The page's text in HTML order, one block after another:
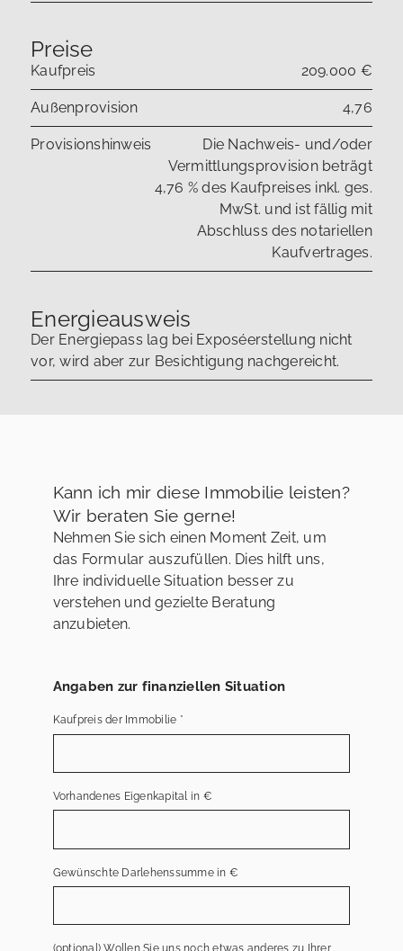
Preise
Kaufpreis 209.000 €
Außenprovision 4,76
Provisionshinweis
Die Nachweis- und/oder
Vermittlungsprovision beträgt
4,76 % des Kaufpreises inkl. ges.
MwSt. und ist fällig mit
Abschluss des notariellen
Kaufvertrages.
Energieausweis
Der Energiepass lag bei Exposéerstellung nicht
vor, wird aber zur Besichtigung nachgereicht.
Kann ich mir diese Immobilie leisten?
Wir beraten Sie gerne!
Nehmen Sie sich einen Moment Zeit, um
das Formular auszufüllen. Dies hilft uns,
Ihre individuelle Situation besser zu
verstehen und gezielte Beratung
anzubieten.
Angaben zur finanziellen Situation
Kaufpreis der Immobilie *
Vorhandenes Eigenkapital in €
Gewünschte Darlehenssumme in €
(optional) Wollen Sie uns noch etwas anderes zu Ihrer